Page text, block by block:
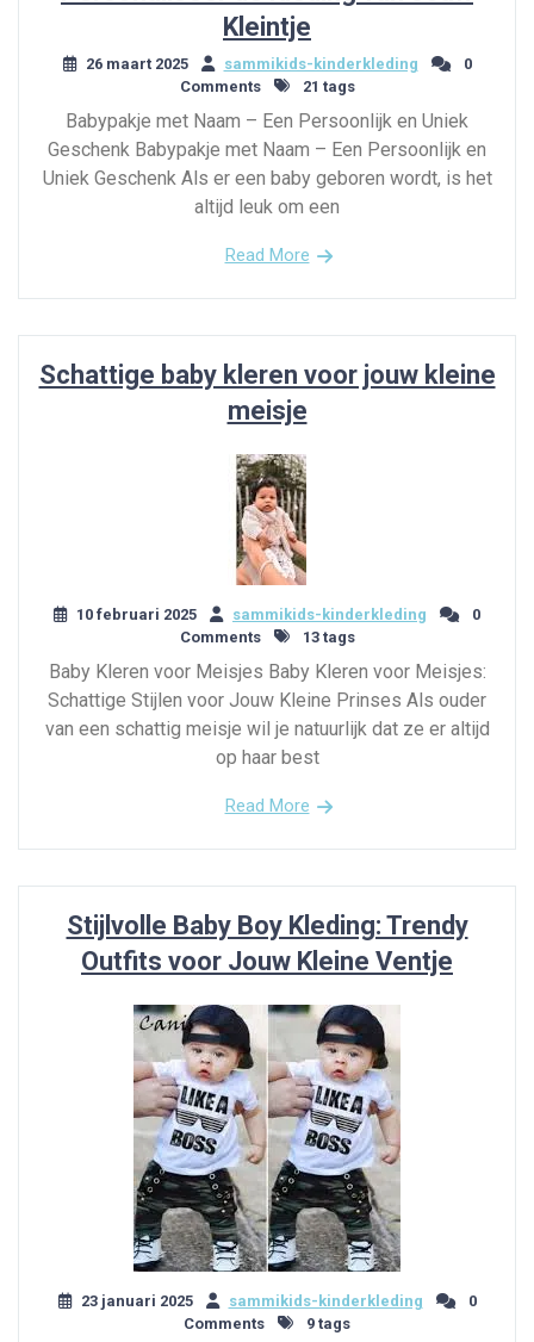
Kleintje
26 maart 2025 sammikids-kinderkleding
0
Comments
21 tags
Babypakje met Naam – Een Persoonlijk en Uniek
Geschenk Babypakje met Naam – Een Persoonlijk en
Uniek Geschenk Als er een baby geboren wordt, is het
altijd leuk om een
Read More
Schattige baby kleren voor jouw kleine
meisje
10 februari 2025 sammikids-kinderkleding
0
Comments
13 tags
Baby Kleren voor Meisjes Baby Kleren voor Meisjes:
Schattige Stijlen voor Jouw Kleine Prinses Als ouder
van een schattig meisje wil je natuurlijk dat ze er altijd
op haar best
Read More
Stijlvolle Baby Boy Kleding: Trendy
Outfits voor Jouw Kleine Ventje
23 januari 2025 sammikids-kinderkleding
0
Comments
9 tags